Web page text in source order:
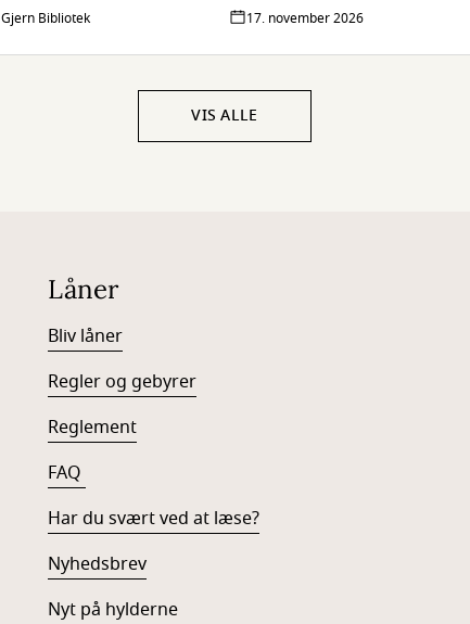
Gjern Bibliotek 17. november 2026
VIS ALLE
Låner
Bliv låner
Regler og gebyrer
Reglement
FAQ
Har du svært ved at læse?
Nyhedsbrev
Nyt på hylderne